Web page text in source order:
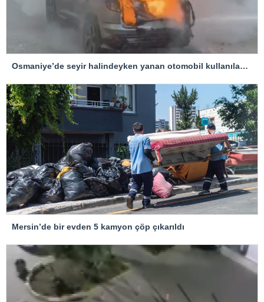
Osmaniye’de seyir halindeyken yanan otomobil kullanılamaz hale geldi
Mersin’de bir evden 5 kamyon çöp çıkarıldı